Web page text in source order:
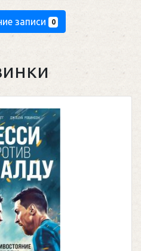
записи 0